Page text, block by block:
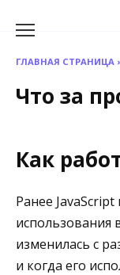
ГЛАВНАЯ СТРАНИЦА
Что за
Как
Ранее JavaScript
использования
изменилась с
и когда его